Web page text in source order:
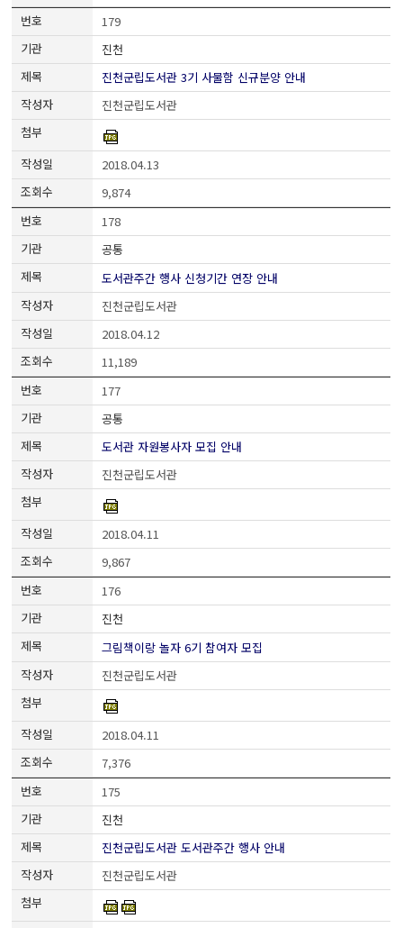
179
진천
진천군립도서관 3기 사물함 신규분양 안내
진천군립도서관
2018.04.13
9,874
178
공통
도서관주간 행사 신청기간 연장 안내
진천군립도서관
2018.04.12
11,189
177
공통
도서관 자원봉사자 모집 안내
진천군립도서관
2018.04.11
9,867
176
진천
그림책이랑 놀자 6기 참여자 모집
진천군립도서관
2018.04.11
7,376
175
진천
진천군립도서관 도서관주간 행사 안내
진천군립도서관